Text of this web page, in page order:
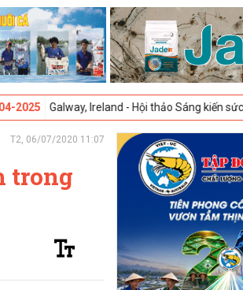
Ireland - Hội thảo Sáng kiến sức khỏe mang
T2, 06/07/2020 11:07
trong